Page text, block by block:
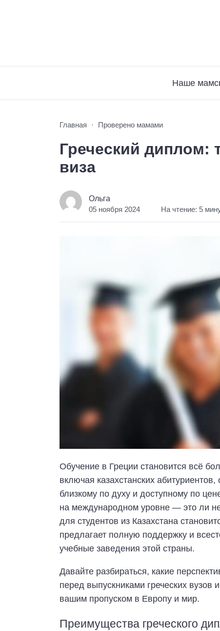
Наше
Главная Проверено мамами
Греческий диплом:
виза
Ольга
05 ноября 2024 На чтение: 5
Обучение в Греции становится всё
включая казахстанских
близкому по духу и доступному по
на международном уровне — это ли
для студентов из Казахстана
предлагает полную поддержку и
учебные заведения этой страны.
Давайте разбираться, какие
перед выпускниками греческих
вашим пропуском в Европу и мир.
Преимущества греческого